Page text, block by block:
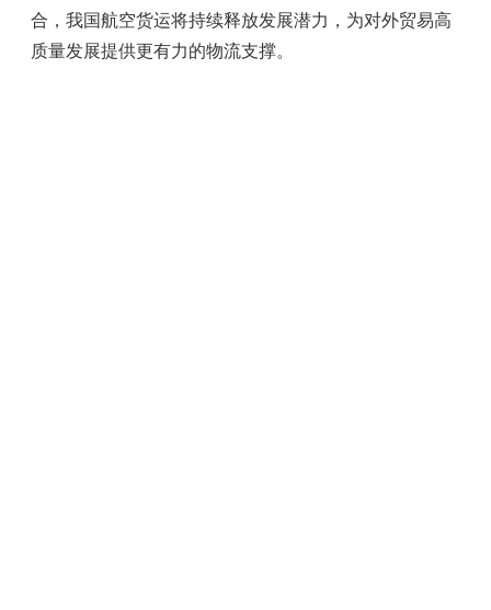
合，我国航空货运将持续释放发展潜力，为对外贸易高
质量发展提供更有力的物流支撑。